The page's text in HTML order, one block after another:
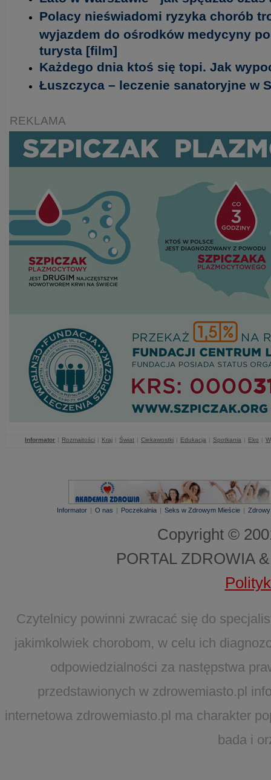
Polacy nieświadomi ryzyka chorób
wyjazdem do ośrodków medycyny
turysta [film]
Każdego dnia ktoś się topi. Jak
Łuszczyca – leczenie sanatoryjne w
REKLAMA
Informator | Rozmaitości | Kraj | Świat | Ciekawostki | Edukacja | Spotkania | Eko |
Informator | O nas | Poczekalnia | Seks w Zdrowym Mieście |
Copyright ©
PORTAL ZDROWIA
Czytelnicy powinni zwracać się do
jakimkolwiek chorobom, w celu ich
odpowiedzialności za następstwa
przedstawionych w zdrowemiasto.pl
internetowa zdrowemiasto.pl ma charakter
bada i